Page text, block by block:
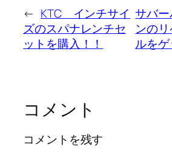
← KTC インチサイ
ズのスパナレンチセ
ットを購入！！
サバ
ンの
ルをゲ
コメント
コメントを残す